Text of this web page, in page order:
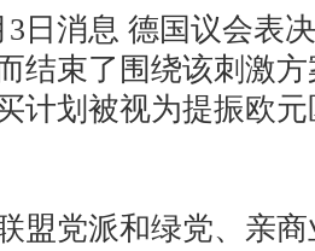
消息 德国议会表决
结束了围绕该刺激
计划被视为提振欧
党派和绿党、亲商